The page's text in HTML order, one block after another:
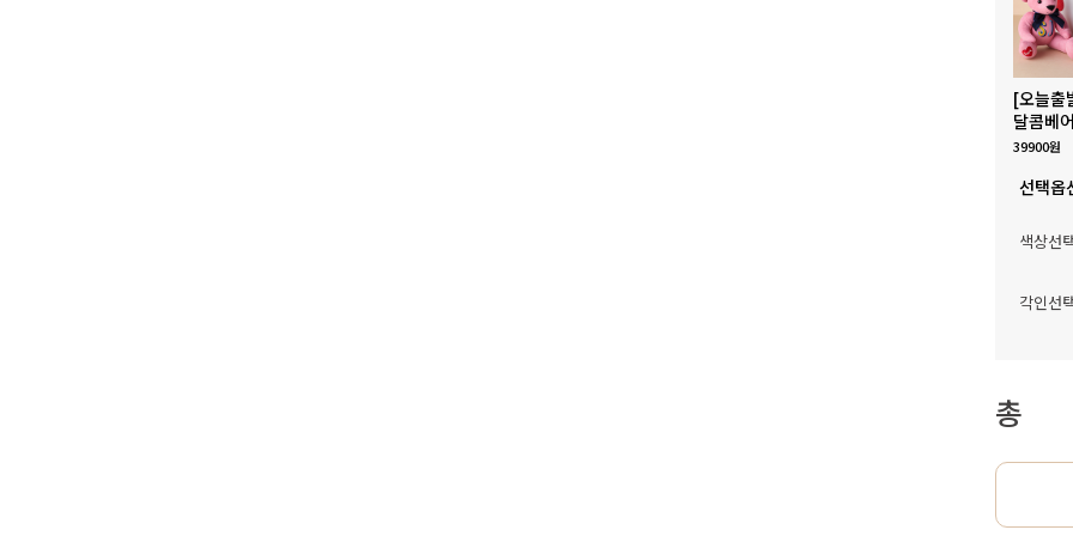
[오늘출
달콤베
39900원
선택옵
색상선
각인선
총